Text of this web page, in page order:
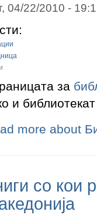
04/22/2010 -
за
и библиотекат
more about
со кои